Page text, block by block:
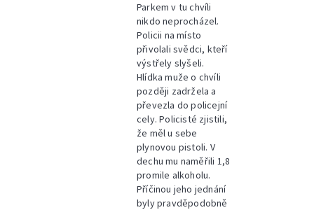
Parkem v tu chvíli
nikdo neprocházel.
Policii na místo
přivolali svědci, kteří
výstřely slyšeli.
Hlídka muže o chvíli
později zadržela a
převezla do policejní
cely. Policisté zjistili,
že měl u sebe
plynovou pistoli. V
dechu mu naměřili 1,8
promile alkoholu.
Příčinou jeho jednání
byly pravděpodobně